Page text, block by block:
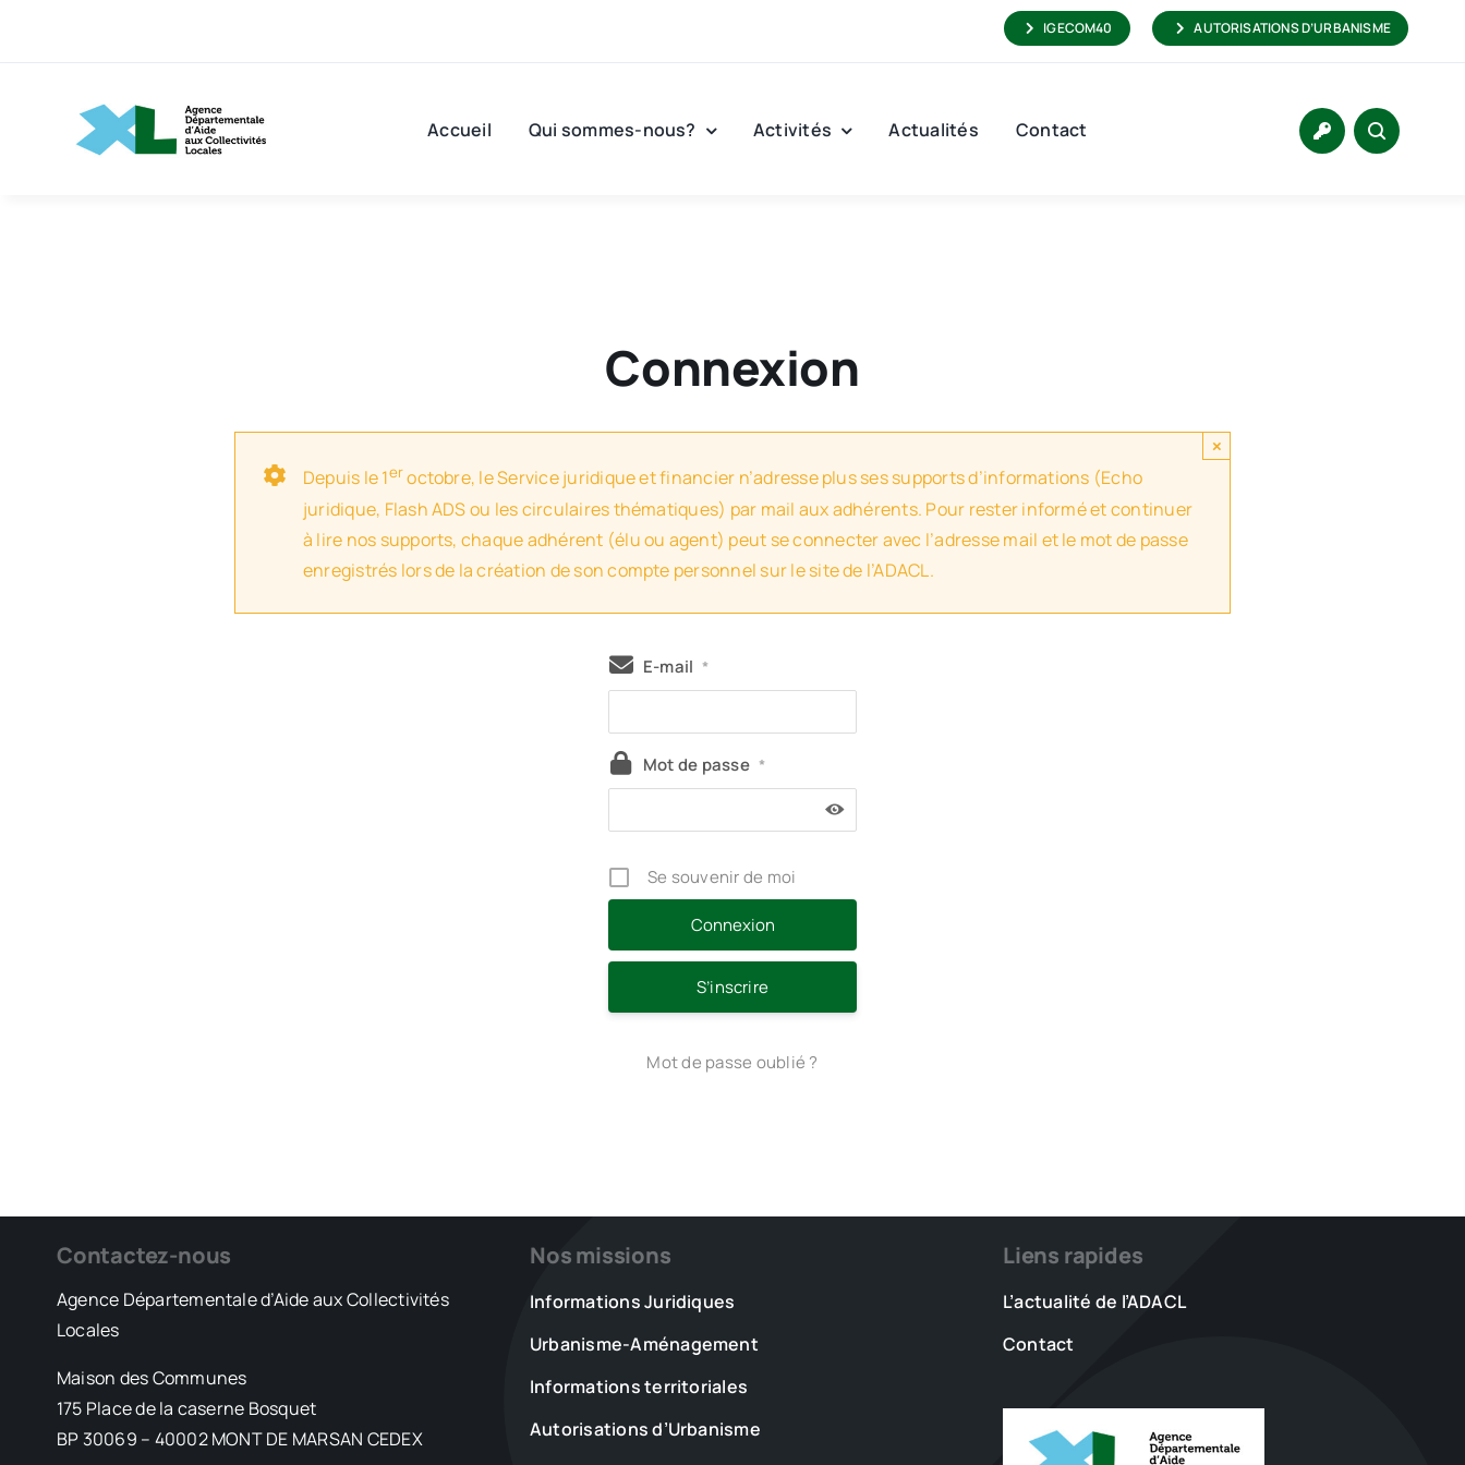
IGECOM40 AUTORISATIONS D’URBANISME
Accueil Qui sommes-nous? Activités Actualités Contact
Connexion
Depuis le 1eroctobre, le Service juridique et financier n’adresse plus ses supports d’informations (Echo
juridique, Flash ADS ou les circulaires thématiques) par mail aux adhérents. Pour rester informé et continuer
à lire nos supports, chaque adhérent (élu ou agent) peut se connecter avec l’adresse mail et le mot de passe
enregistrés lors de la création de son compte personnel sur le site de l’ADACL.
×
E-mail *
Mot de passe *
Se souvenir de moi
S’inscrire
Mot de passe oublié ?
Contactez-nous
Agence Départementale d’Aide aux Collectivités
Locales
Maison des Communes
175 Place de la caserne Bosquet
BP 30069 – 40002 MONT DE MARSAN CEDEX
Nos missions
Informations Juridiques
Urbanisme-Aménagement
Informations territoriales
Autorisations d’Urbanisme
Liens rapides
L’actualité de l’ADACL
Contact